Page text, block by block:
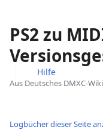
PS2 zu
Hilfe
Aus Deutsches DMXC-Wiki
Logbücher dieser Seite